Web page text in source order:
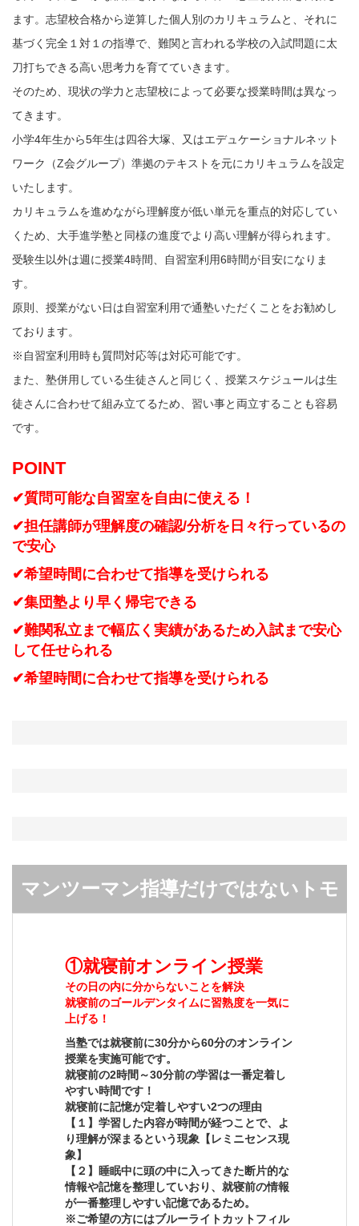
ます。志望校合格から逆算した個人別のカリキュラムと、それに
基づく完全１対１の指導で、難関と言われる学校の入試問題に太
刀打ちできる高い思考力を育てていきます。
そのため、現状の学力と志望校によって必要な授業時間は異なっ
てきます。
小学4年生から5年生は四谷大塚、又はエデュケーショナルネット
ワーク（Z会グループ）準拠のテキストを元にカリキュラムを設定
いたします。
カリキュラムを進めながら理解度が低い単元を重点的対応してい
くため、大手進学塾と同様の進度でより高い理解が得られます。
受験生以外は週に授業4時間、自習室利用6時間が目安になりま
す。
原則、授業がない日は自習室利用で通塾いただくことをお勧めし
ております。
※自習室利用時も質問対応等は対応可能です。
また、塾併用している生徒さんと同じく、授業スケジュールは生
徒さんに合わせて組み立てるため、習い事と両立することも容易
です。
POINT
✔質問可能な自習室を自由に使える！
✔担任講師が理解度の確認/分析を日々行っているの
で安心
✔希望時間に合わせて指導を受けられる
✔集団塾より早く帰宅できる
✔難関私立まで幅広く実績があるため入試まで安心
して任せられる
✔希望時間に合わせて指導を受けられる
マンツーマン指導だけではないトモ
①就寝前オンライン授業
その日の内に分からないことを解決
就寝前のゴールデンタイムに習熟度を一気に
上げる！
当塾では就寝前に30分から60分のオンライン
授業を実施可能です。
就寝前の2時間～30分前の学習は一番定着し
やすい時間です！
就寝前に記憶が定着しやすい2つの理由
【１】学習した内容が時間が経つことで、よ
り理解が深まるという現象【レミニセンス現
象】
【２】睡眠中に頭の中に入ってきた断片的な
情報や記憶を整理していおり、就寝前の情報
が一番整理しやすい記憶であるため。
※ご希望の方にはブルーライトカットフィル